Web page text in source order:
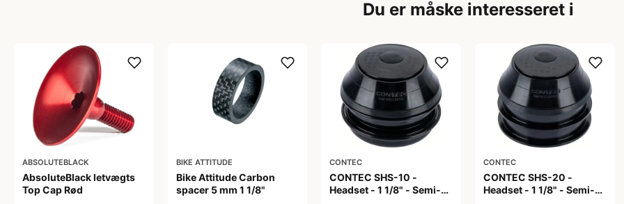
Du er måske interesseret i
ABSOLUTEBLACK
AbsoluteBlack letvægts
Top Cap Rød
BIKE ATTITUDE
Bike Attitude Carbon
spacer 5 mm 1 1/8"
CONTEC
CONTEC SHS-10 -
Headset - 1 1/8" - Semi-
CONTEC
CONTEC SHS-20 -
Headset - 1 1/8" - Semi-